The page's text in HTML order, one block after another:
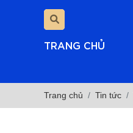
TRANG CHỦ
Trang chủ Tin tức